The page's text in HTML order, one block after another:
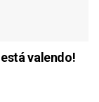
valendo!